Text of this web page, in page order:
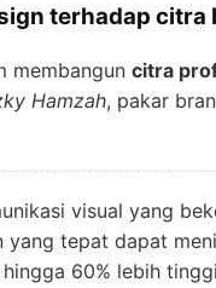
terhadap citra
membangun citra
Hamzah, pakar
visual yang
yang tepat dapat
60% lebih tinggi